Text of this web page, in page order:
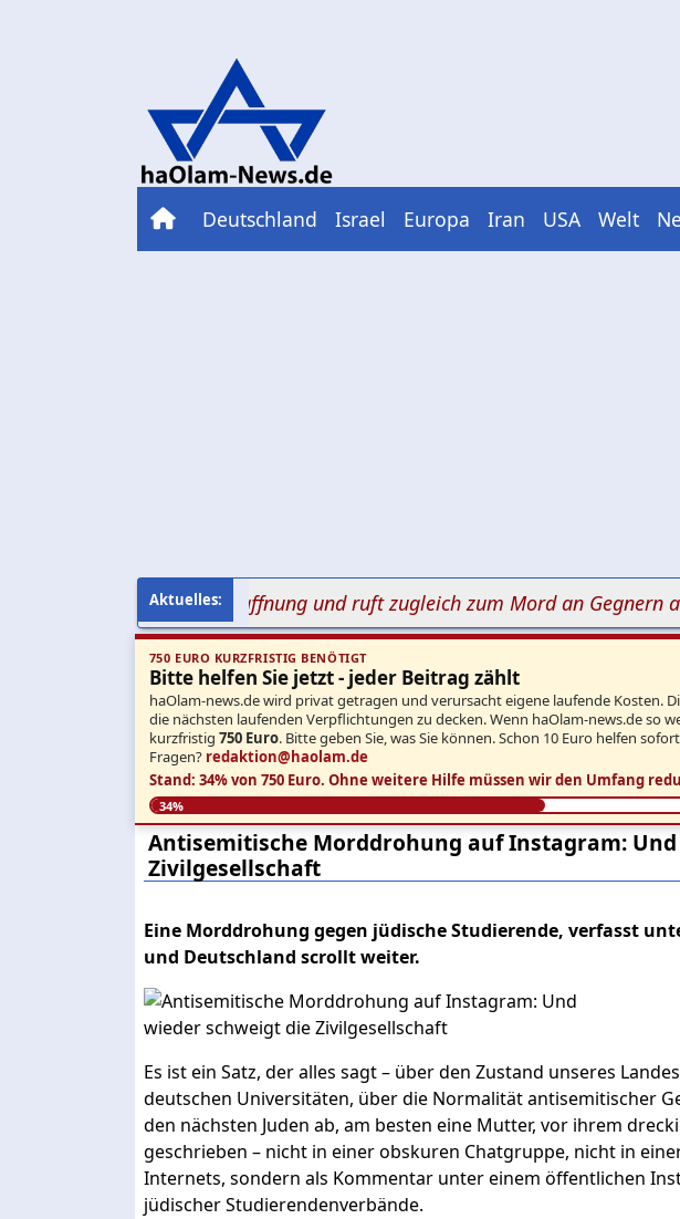
Deutschland Israel Europa Iran USA Welt
verspricht Entwaffnung und ruft zugleich zum Mord an Gegnern auf
750 EURO KURZFRISTIG BENÖTIGT
Bitte helfen Sie jetzt - jeder Beitrag zählt
haOlam-news.de wird privat getragen und verursacht eigene laufende Kosten.
die nächsten laufenden Verpflichtungen zu decken. Wenn haOlam-news.de so
kurzfristig 750 Euro. Bitte geben Sie, was Sie können. Schon 10 Euro helfen
Fragen? redaktion@haolam.de
Stand: 34% von 750 Euro. Ohne weitere Hilfe müssen wir den Umfang
34%
Antisemitische Morddrohung auf Instagram:
Zivilgesellschaft
Eine Morddrohung gegen jüdische Studierende, verfasst
und Deutschland scrollt weiter.
Es ist ein Satz, der alles sagt – über den Zustand unseres
deutschen Universitäten, über die Normalität antisemitischer
den nächsten Juden ab, am besten eine Mutter, vor ihrem
geschrieben – nicht in einer obskuren Chatgruppe, nicht in
Internets, sondern als Kommentar unter einem öffentlichen
jüdischer Studierendenverbände.